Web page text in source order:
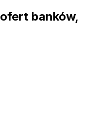
ofert banków,